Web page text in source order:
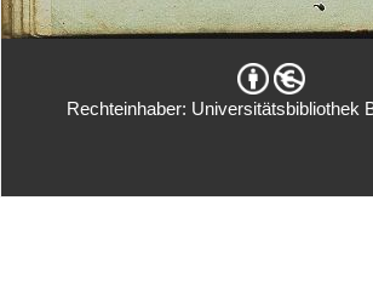
Rechteinhaber: Universitätsbibliothek